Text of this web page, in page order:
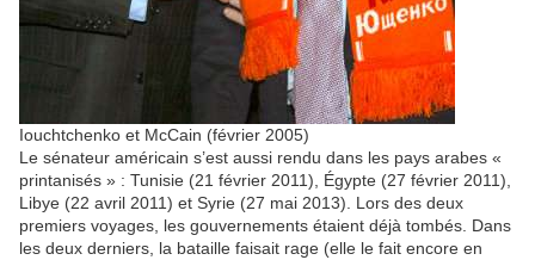
Iouchtchenko et McCain (février 2005)
Le sénateur américain s’est aussi rendu dans les pays arabes «
printanisés » : Tunisie (21 février 2011), Égypte (27 février 2011),
Libye (22 avril 2011) et Syrie (27 mai 2013). Lors des deux
premiers voyages, les gouvernements étaient déjà tombés. Dans
les deux derniers, la bataille faisait rage (elle le fait encore en